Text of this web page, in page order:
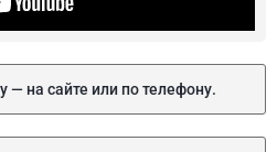
— на сайте или по телефону.